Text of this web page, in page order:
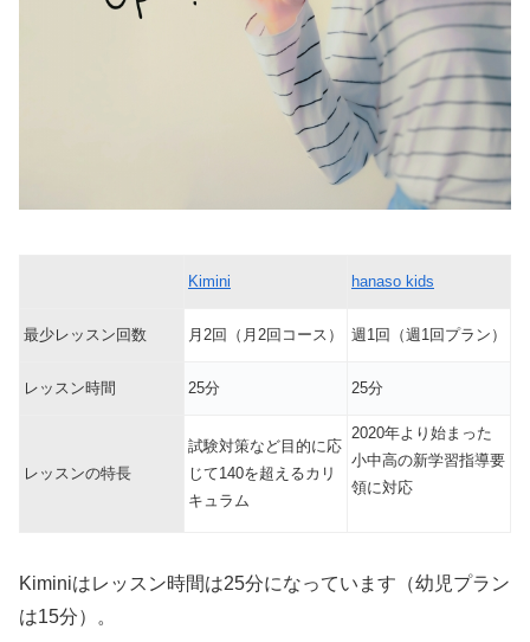
Kimini hanaso kids
最少レッスン回数 月2回（月2回コース） 週1回（週1回プラン）
レッスン時間 25分 25分
レッスンの特長
試験対策など目的に応
じて140を超えるカリ
キュラム
2020年より始まった
小中高の新学習指導要
領に対応
Kiminiはレッスン時間は25分になっています（幼児プラン
は15分）。